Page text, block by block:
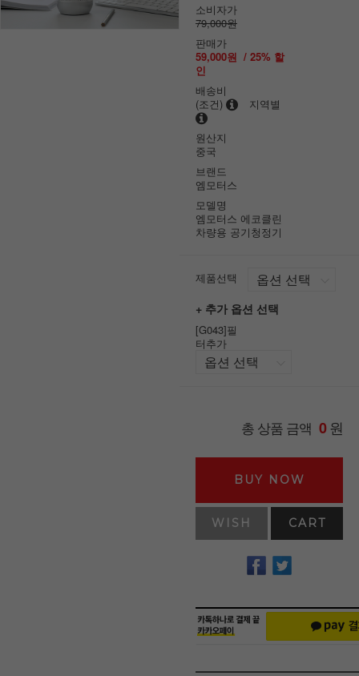
소비자가
79,000원
판매가
59,000원 / 25% 할
인
배송비
(조건)
지역별
원산지
중국
브랜드
엠모터스
모델명
엠모터스 에코클린
차량용 공기청정기
제품선택
+ 추가 옵션 선택
[G043]필
터추가
총 상품 금액 0원
BUY NOW
WISH CART